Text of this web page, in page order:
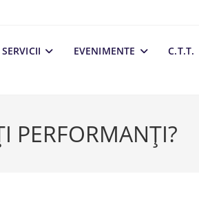
SERVICII EVENIMENTE C.T.T.
PERFORMANȚI?